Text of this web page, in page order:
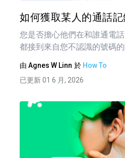
如何獲取某人的通話
您是否擔心他們在和誰通電
都接到來自您不認識的號碼的
由 Agnes W Linn 於 How To
已更新 01 6 月, 2026